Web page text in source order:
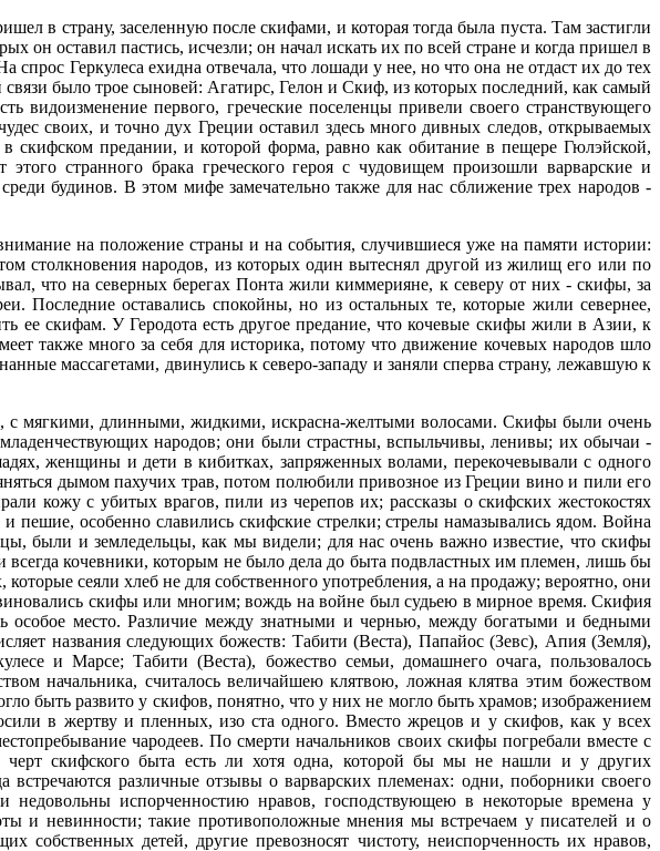
в страну, заселенную после скифами, и которая тогда была пуста. Там застигли
он оставил пастись, исчезли; он начал искать их по всей стране и когда пришел в
Геркулеса ехидна отвечала, что лошади у нее, но что она не отдаст их до тех
было трое сыновей: Агатирс, Гелон и Скиф, из которых последний, как самый
видоизменение первого, греческие поселенцы привели своего странствующего
своих, и точно дух Греции оставил здесь много дивных следов, открываемых
скифском предании, и которой форма, равно как обитание в пещере Гюлэйской,
странного брака греческого героя с чудовищем произошли варварские и
будинов. В этом мифе замечательно также для нас сближение трех народов -
на положение страны и на события, случившиеся уже на памяти истории:
столкновения народов, из которых один вытеснял другой из жилищ его или по
что на северных берегах Понта жили киммерияне, к северу от них - скифы, за
Последние оставались спокойны, но из остальных те, которые жили севернее,
ее скифам. У Геродота есть другое предание, что кочевые скифы жили в Азии, к
также много за себя для историка, потому что движение кочевых народов шло
массагетами, двинулись к северо-западу и заняли сперва страну, лежавшую к
с мягкими, длинными, жидкими, искрасна-желтыми волосами. Скифы были очень
народов; они были страстны, вспыльчивы, ленивы; их обычаи -
женщины и дети в кибитках, запряженных волами, перекочевывали с одного
дымом пахучих трав, потом полюбили привозное из Греции вино и пили его
кожу с убитых врагов, пили из черепов их; рассказы о скифских жестокостях
особенно славились скифские стрелки; стрелы намазывались ядом. Война
были и земледельцы, как мы видели; для нас очень важно известие, что скифы
всегда кочевники, которым не было дела до быта подвластных им племен, лишь бы
сеяли хлеб не для собственного употребления, а на продажу; вероятно, они
скифы или многим; вождь на войне был судьею в мирное время. Скифия
особое место. Различие между знатными и чернью, между богатыми и бедными
названия следующих божеств: Табити (Веста), Папайос (Зевс), Апия (Земля),
и Марсе; Табити (Веста), божество семьи, домашнего очага, пользовалось
начальника, считалось величайшею клятвою, ложная клятва этим божеством
быть развито у скифов, понятно, что у них не могло быть храмов; изображением
в жертву и пленных, изо ста одного. Вместо жрецов и у скифов, как у всех
чародеев. По смерти начальников своих скифы погребали вместе с
скифского быта есть ли хотя одна, которой бы мы не нашли и у других
различные отзывы о варварских племенах: одни, поборники своего
недовольны испорченностию нравов, господствующею в некоторые времена у
и невинности; такие противоположные мнения мы встречаем у писателей и о
детей, другие превозносят чистоту, неиспорченность их нравов,